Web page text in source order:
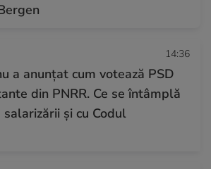
14:36
a anunțat cum votează PSD
din PNRR. Ce se întâmplă
și cu Codul